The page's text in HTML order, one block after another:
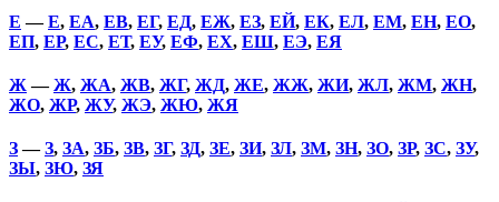
Е —Е, ЕА, ЕВ, ЕГ, ЕД, ЕЖ, ЕЗ, ЕЙ, ЕК, ЕЛ, ЕМ, ЕН, ЕО,
ЕП, ЕР, ЕС, ЕТ, ЕУ, ЕФ, ЕХ, ЕШ, ЕЭ, ЕЯ
Ж —Ж, ЖА, ЖВ, ЖГ, ЖД, ЖЕ, ЖЖ, ЖИ, ЖЛ, ЖМ, ЖН,
ЖО, ЖР, ЖУ, ЖЭ, ЖЮ, ЖЯ
З—З, ЗА, ЗБ, ЗВ, ЗГ, ЗД, ЗЕ, ЗИ, ЗЛ, ЗМ, ЗН, ЗО, ЗР, ЗС, ЗУ,
ЗЫ, ЗЮ, ЗЯ